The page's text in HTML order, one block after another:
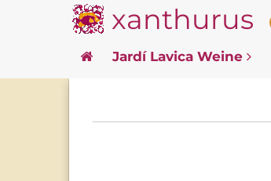
xanthurus
Jardí Lavica Weine